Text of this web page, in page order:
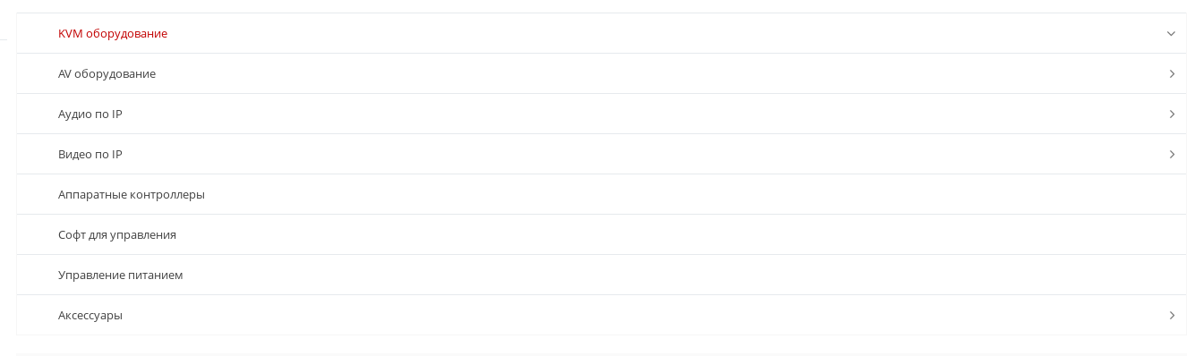
KVM оборудование
AV оборудование
Аудио по IP
Видео по IP
Аппаратные контроллеры
Софт для управления
Управление питанием
Аксессуары